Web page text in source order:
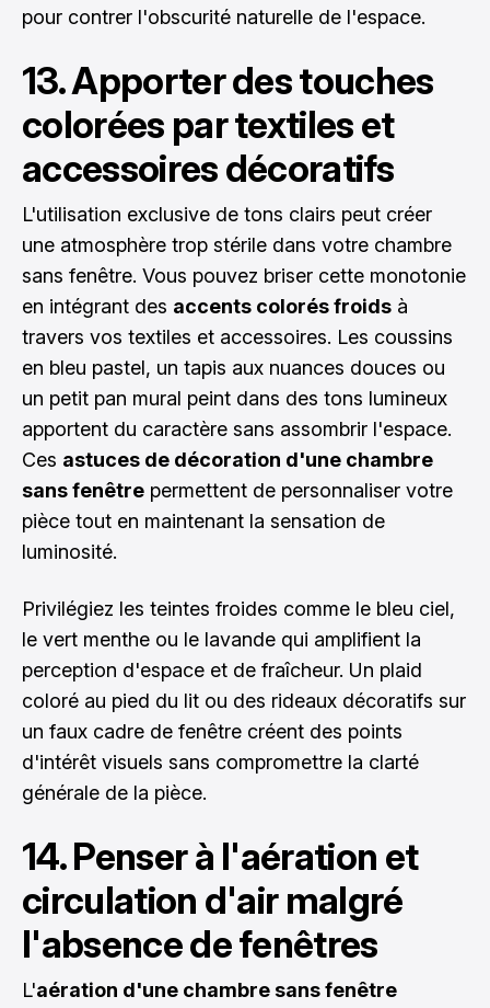
pour contrer l'obscurité naturelle de l'espace.
13. Apporter des touches
colorées par textiles et
accessoires décoratifs
L'utilisation exclusive de tons clairs peut créer
une atmosphère trop stérile dans votre chambre
sans fenêtre. Vous pouvez briser cette monotonie
en intégrant des accents colorés froids à
travers vos textiles et accessoires. Les coussins
en bleu pastel, un tapis aux nuances douces ou
un petit pan mural peint dans des tons lumineux
apportent du caractère sans assombrir l'espace.
Ces astuces de décoration d'une chambre
sans fenêtre permettent de personnaliser votre
pièce tout en maintenant la sensation de
luminosité.
Privilégiez les teintes froides comme le bleu ciel,
le vert menthe ou le lavande qui amplifient la
perception d'espace et de fraîcheur. Un plaid
coloré au pied du lit ou des rideaux décoratifs sur
un faux cadre de fenêtre créent des points
d'intérêt visuels sans compromettre la clarté
générale de la pièce.
14. Penser à l'aération et
circulation d'air malgré
l'absence de fenêtres
L'aération d'une chambre sans fenêtre